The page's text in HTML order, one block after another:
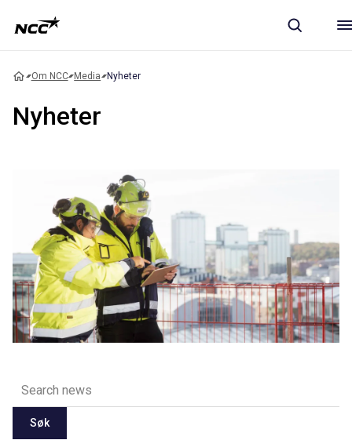
Om NCC Media Nyheter
Nyheter
Søk